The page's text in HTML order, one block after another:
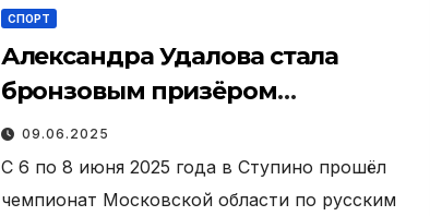
СПОРТ
Александра Удалова стала
бронзовым призёром
областного чемпионата по
шашкам
09.06.2025
С 6 по 8 июня 2025 года в Ступино прошёл
чемпионат Московской области по русским